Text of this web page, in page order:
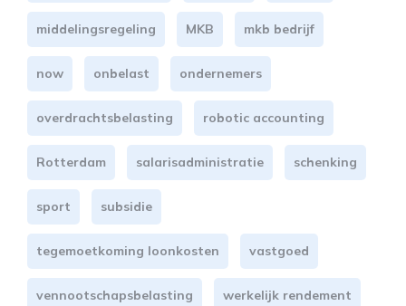
middelingsregeling MKB mkb bedrijf
now onbelast ondernemers
overdrachtsbelasting robotic accounting
Rotterdam salarisadministratie schenking
sport subsidie
tegemoetkoming loonkosten vastgoed
vennootschapsbelasting werkelijk rendement